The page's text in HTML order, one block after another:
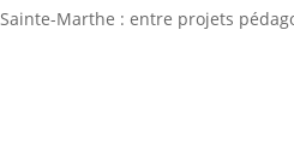
Marthe : entre projets